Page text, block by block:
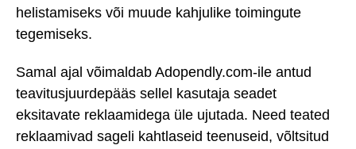
helistamiseks või muude kahjulike toimingute
tegemiseks.
Samal ajal võimaldab Adopendly.com-ile antud
teavitusjuurdepääs sellel kasutaja seadet
eksitavate reklaamidega üle ujutada. Need teated
reklaamivad sageli kahtlaseid teenuseid, võltsitud